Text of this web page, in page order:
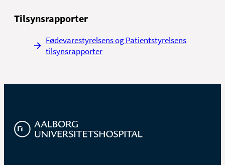
Tilsynsrapporter
Fødevarestyrelsens og Patientstyrelsens
tilsynsrapporter